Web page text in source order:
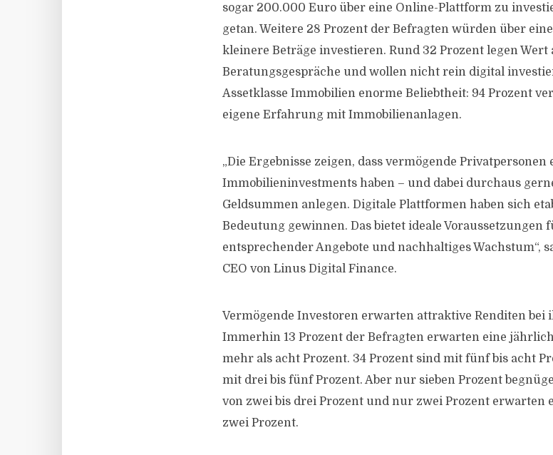
sogar 200.000 Euro über eine Online-Plattform zu
getan. Weitere 28 Prozent der Befragten würden über
kleinere Beträge investieren. Rund 32 Prozent legen Wert
Beratungsgespräche und wollen nicht rein digital
Assetklasse Immobilien enorme Beliebtheit: 94 Prozent
eigene Erfahrung mit Immobilienanlagen.
„Die Ergebnisse zeigen, dass vermögende Privatpersonen
Immobilieninvestments haben – und dabei durchaus
Geldsummen anlegen. Digitale Plattformen haben sich
Bedeutung gewinnen. Das bietet ideale Voraussetzungen
entsprechender Angebote und nachhaltiges Wachstum“,
CEO von Linus Digital Finance.
Vermögende Investoren erwarten attraktive Renditen
Immerhin 13 Prozent der Befragten erwarten eine
mehr als acht Prozent. 34 Prozent sind mit fünf bis acht
mit drei bis fünf Prozent. Aber nur sieben Prozent
von zwei bis drei Prozent und nur zwei Prozent erwarten
zwei Prozent.